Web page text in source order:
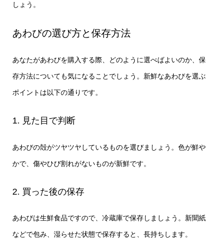
しょう。
あわびの選び方と保存方法
あなたがあわびを購入する際、どのように選べばよいのか、保
存方法についても気になることでしょう。新鮮なあわびを選ぶ
ポイントは以下の通りです。
1. 見た目で判断
あわびの殻がツヤツヤしているものを選びましょう。色が鮮や
かで、傷やひび割れがないものが新鮮です。
2. 買った後の保存
あわびは生鮮食品ですので、冷蔵庫で保存しましょう。新聞紙
などで包み、湿らせた状態で保存すると、長持ちします。